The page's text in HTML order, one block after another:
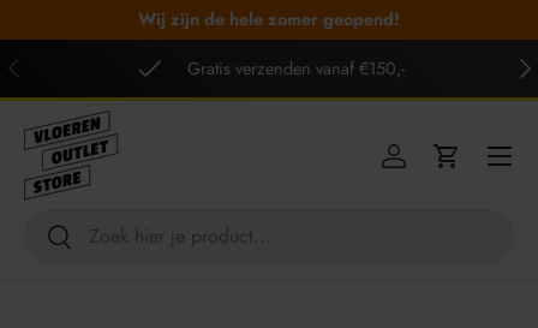
GA NAAR INHOUD
Wij zijn de hele zomer geopend!
VORIGE
Gratis verzenden vanaf €150,-
Zoeken
Zoeken
Inloggen
Menu